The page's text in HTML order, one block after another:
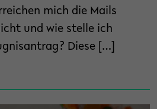
mich die Mails
und wie stelle ich
Diese […]